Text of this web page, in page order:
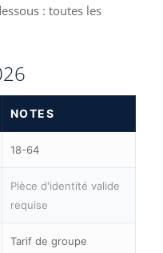
: toutes les
NOTES
18-64
Pièce d'identité valide
requise
Tarif de groupe